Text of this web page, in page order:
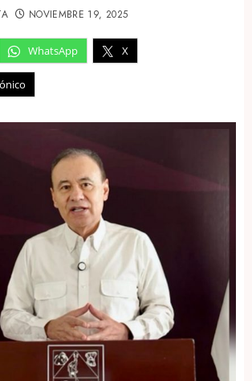
WhatsApp X
NOVIEMBRE 19, 2025